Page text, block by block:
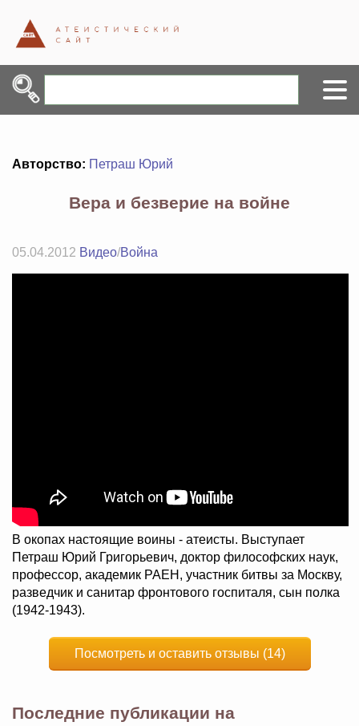
Авторство: Петраш Юрий
Вера и безверие на войне
05.04.2012 Видео/Война
В окопах настоящие воины - атеисты. Выступает
Петраш Юрий Григорьевич, доктор философских наук,
профессор, академик РАЕН, участник битвы за Москву,
разведчик и санитар фронтового госпиталя, сын полка
(1942-1943).
Посмотреть и оставить отзывы (14)
Последние публикации на